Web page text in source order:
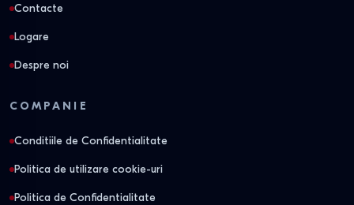
Toate mașinile de spălat din catalogul Bigshop sunt livrate
pentru utilizare îndelungată. Oferim livrare în Chișinău și în
consultanță la alegerea modelului.
Contacte
Logare
Despre noi
COMPANIE
Conditiile de Confidentialitate
Politica de utilizare cookie-uri
Politica de Confidentialitate